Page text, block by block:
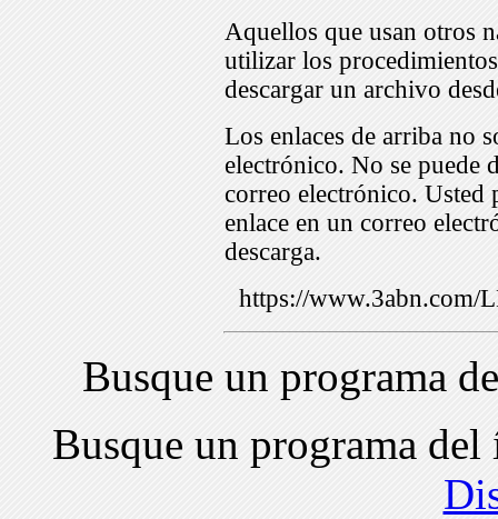
Aquellos que usan otros
utilizar los
descargar un archivo
Los enlaces de arriba no
electrónico. No se puede
correo electrónico. Usted
enlace en un correo
descarga.
https://www.3abn.com/
Busque un programa
Busque un programa